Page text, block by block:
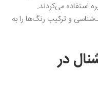
استفاده می‌کردند.
و ترکیب رنگ‌ها را به
در